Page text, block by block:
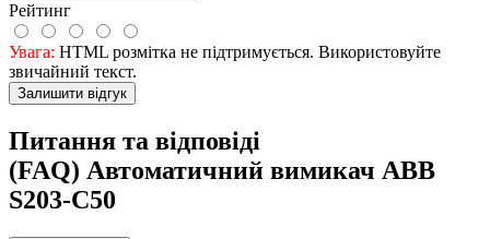
Рейтинг
Увага: HTML розмітка не підтримується. Використовуйте
звичайний текст.
Залишити відгук
Питання та відповіді
(FAQ) Автоматичний вимикач ABB
S203-С50